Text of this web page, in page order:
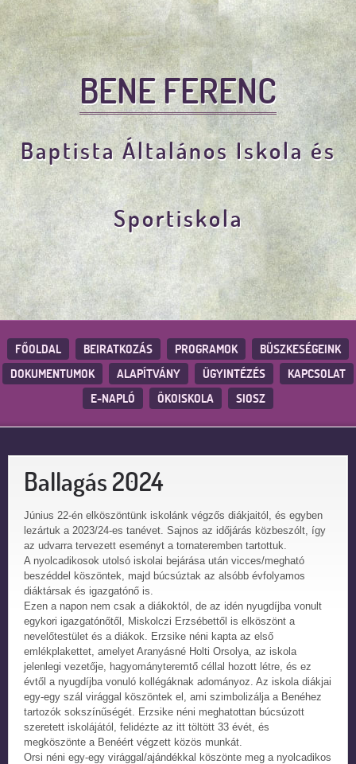
BENE FERENC
Baptista Általános Iskola és
Sportiskola
FŐOLDAL BEIRATKOZÁS PROGRAMOK
BÜSZKESÉGEINK
DOKUMENTUMOK
ALAPÍTVÁNY ÜGYINTÉZÉS
KAPCSOLAT
E-NAPLÓ
ÖKOISKOLA SIOSZ
Ballagás 2024
Június 22-én elköszöntünk iskolánk végzős diákjaitól, és egyben
lezártuk a 2023/24-es tanévet. Sajnos az időjárás közbeszólt, így
az udvarra tervezett eseményt a tornateremben tartottuk.
A nyolcadikosok utolsó iskolai bejárása után vicces/megható
beszéddel köszöntek, majd búcsúztak az alsóbb évfolyamos
diáktársak és igazgatónő is.
Ezen a napon nem csak a diákoktól, de az idén nyugdíjba vonult
egykori igazgatónőtől, Miskolczi Erzsébettől is elköszönt a
nevelőtestület és a diákok. Erzsike néni kapta az első
emlékplakettet, amelyet Aranyásné Holti Orsolya, az iskola
jelenlegi vezetője, hagyományteremtő céllal hozott létre, és ez
évtől a nyugdíjba vonuló kollégáknak adományoz. Az iskola diákjai
egy-egy szál virággal köszöntek el, ami szimbolizálja a Benéhez
tartozók sokszínűségét. Erzsike néni meghatottan búcsúzott
szeretett iskolájától, felidézte az itt töltött 33 évét, és
megköszönte a Benéért végzett közös munkát.
Orsi néni egy-egy virággal/ajándékkal köszönte meg a nyolcadikos